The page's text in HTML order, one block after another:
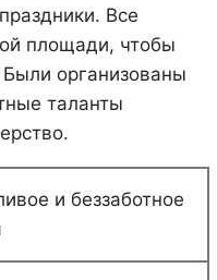
Все
площади, чтобы
организованы
таланты
и беззаботное